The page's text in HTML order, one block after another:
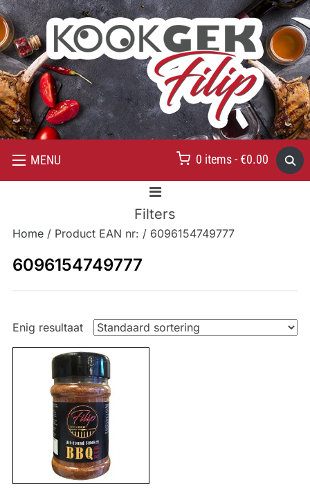
MENU 0 items - €0.00
Filters
Home/ Product EAN nr: / 6096154749777
6096154749777
Enig resultaat